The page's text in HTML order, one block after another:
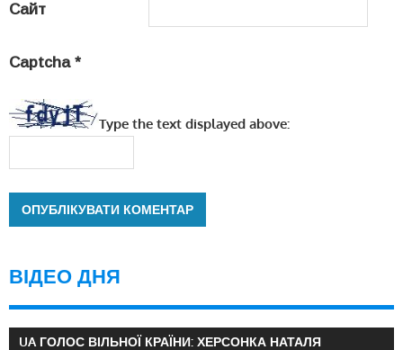
Сайт
Captcha *
Type the text displayed above:
ВІДЕО ДНЯ
UA ГОЛОС ВІЛЬНОЇ КРАЇНИ: ХЕРСОНКА НАТАЛЯ